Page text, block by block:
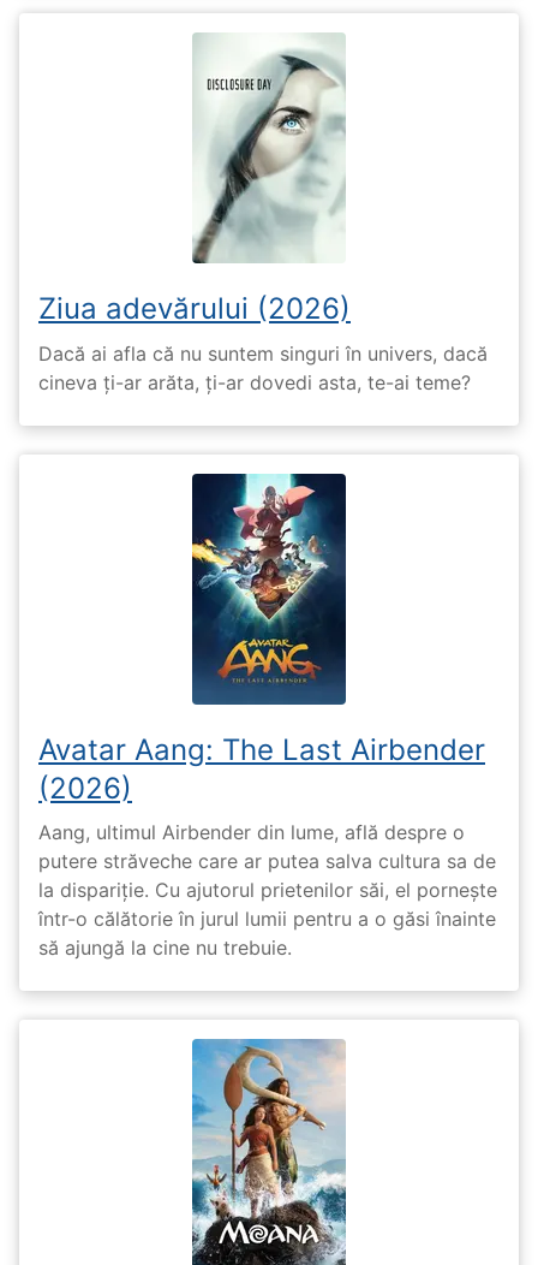
Ziua adevărului (2026)
Dacă ai afla că nu suntem singuri în univers, dacă
cineva ți-ar arăta, ți-ar dovedi asta, te-ai teme?
Avatar Aang: The Last Airbender
(2026)
Aang, ultimul Airbender din lume, află despre o
putere străveche care ar putea salva cultura sa de
la dispariție. Cu ajutorul prietenilor săi, el pornește
într-o călătorie în jurul lumii pentru a o găsi înainte
să ajungă la cine nu trebuie.